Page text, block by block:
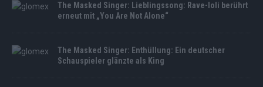
The Masked Singer: Lieblingssong: Rave-Ioli berührt
erneut mit „You Are Not Alone“
The Masked Singer: Enthüllung: Ein deutscher
Schauspieler glänzte als King